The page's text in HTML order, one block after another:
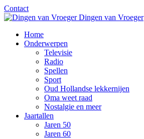
Contact
Dingen van Vroeger
Home
Onderwerpen
Televisie
Radio
Spellen
Sport
Oud Hollandse lekkernijen
Oma weet raad
Nostalgie en meer
Jaartallen
Jaren 50
Jaren 60